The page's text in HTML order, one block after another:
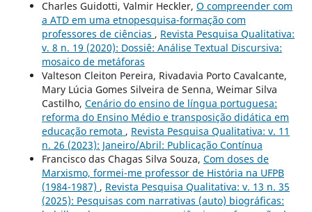
Charles Guidotti, Valmir Heckler, O compreender com
a ATD em uma etnopesquisa-formação com
professores de ciências , Revista Pesquisa Qualitativa:
v. 8 n. 19 (2020): Dossiê: Análise Textual Discursiva:
mosaico de metáforas
Valteson Cleiton Pereira, Rivadavia Porto Cavalcante,
Mary Lúcia Gomes Silveira de Senna, Weimar Silva
Castilho, Cenário do ensino de língua portuguesa:
reforma do Ensino Médio e transposição didática em
educação remota , Revista Pesquisa Qualitativa: v. 11
n. 26 (2023): Janeiro/Abril: Publicação Contínua
Francisco das Chagas Silva Souza, Com doses de
Marxismo, formei-me professor de História na UFPB
(1984-1987) , Revista Pesquisa Qualitativa: v. 13 n. 35
(2025): Pesquisas com narrativas (auto) biográficas: